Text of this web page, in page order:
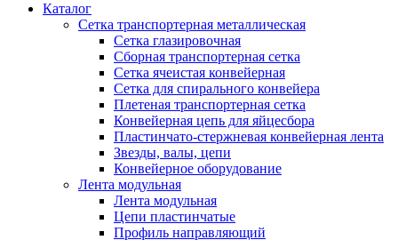
Каталог
Сетка транспортерная металлическая
Сетка глазировочная
Сборная транспортерная сетка
Сетка ячеистая конвейерная
Сетка для спирального конвейера
Плетеная транспортерная сетка
Конвейерная цепь для яйцесбора
Пластинчато-стержневая конвейерная лента
Звезды, валы, цепи
Конвейерное оборудование
Лента модульная
Лента модульная
Цепи пластинчатые
Профиль направляющий